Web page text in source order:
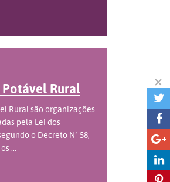
Rural
Rural são organizações
pela Lei dos
o Decreto Nº 58,
...